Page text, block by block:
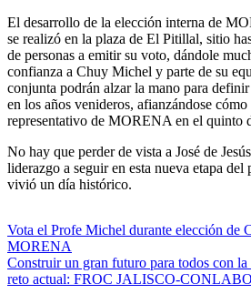
El desarrollo de la elección interna de
se realizó en la plaza de El Pitillal, sitio
de personas a emitir su voto, dándole
confianza a Chuy Michel y parte de su
conjunta podrán alzar la mano para
en los años venideros, afianzándose
representativo de MORENA en el quinto
No hay que perder de vista a José de
liderazgo a seguir en esta nueva etapa
vivió un día histórico.
Navegación
de
entradas
Vota el Profe Michel durante elección de
MORENA
Construir un gran futuro para todos con la
reto actual: FROC JALISCO-